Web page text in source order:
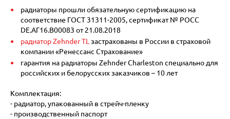
радиаторы прошли обязательную сертификацию на
соответствие ГОСТ 31311-2005, сертификат № POCC
DE.АГ16.В00083 от 21.08.2018
радиатор Zehnder TL застрахованы в России в страховой
компании «Ренессанс Страхование»
гарантия на радиаторы Zehnder Charleston специально для
российских и белорусских заказчиков – 10 лет
Комплектация:
- радиатор, упакованный в стрейч-пленку
- производственный паспорт